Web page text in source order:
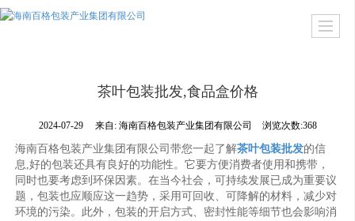
茶叶包装批发,食品盒价格
2024-07-29 来自: 海南百格包装产业集团有限公司 浏览次数:368
海南百格包装产业集团有限公司带您一起了解茶叶包装批发的信
息,好的包装还具有良好的功能性。它要方便消费者使用和携带，
同时也要考虑到环保因素。在当今社会，可持续发展已成为重要议
题，包装也应顺应这一趋势，采用可回收、可降解的材料，减少对
环境的污染。此外，包装的开启方式、密封性能等细节也会影响消